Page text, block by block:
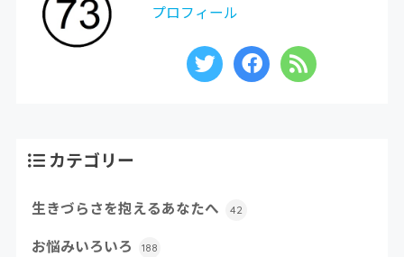
プロフィール
カテゴリー
生きづらさを抱えるあなたへ 42
お悩みいろいろ 188